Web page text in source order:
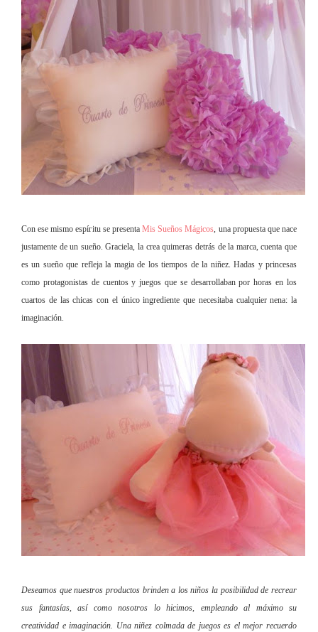
Con ese mismo espíritu se presenta Mis Sueños Mágicos, una propuesta que nace
justamente de un sueño. Graciela, la crea quimeras detrás de la marca, cuenta que
es un sueño que refleja la magia de los tiempos de la niñez. Hadas y princesas
como protagonistas de cuentos y juegos que se desarrollaban por horas en los
cuartos de las chicas con el único ingrediente que necesitaba cualquier nena: la
imaginación.
Deseamos que nuestros productos brinden a los niños la posibilidad de recrear
sus fantasías, así como nosotros lo hicimos, empleando al máximo su
creatividad e imaginación. Una niñez colmada de juegos es el mejor recuerdo